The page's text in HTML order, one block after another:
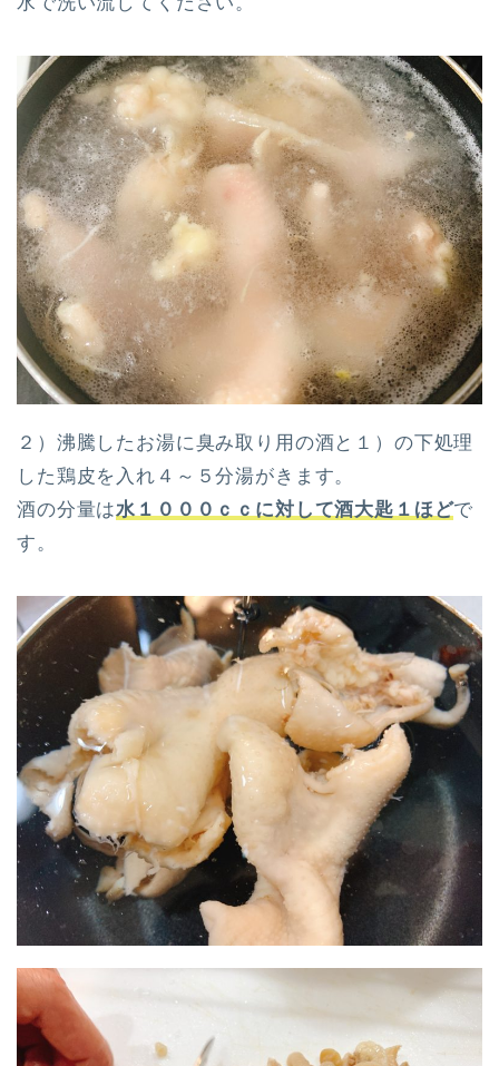
２）沸騰したお湯に臭み取り用の酒と１）の下処理
した鶏皮を入れ４～５分湯がきます。
酒の分量は水１０００ｃｃに対して酒大匙１ほどで
す。